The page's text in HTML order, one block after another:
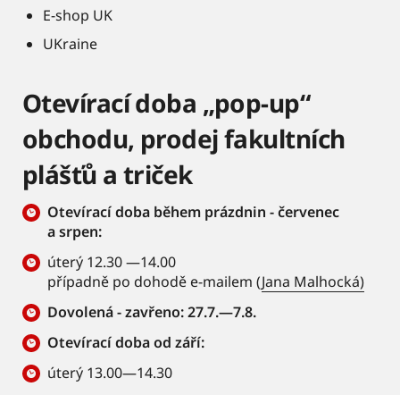
E-shop UK
UKraine
Otevírací doba „pop-up“
obchodu, prodej fakultních
plášťů a triček
Otevírací doba během prázdnin - červenec
a srpen:
úterý 12.30 —14.00
případně po dohodě e-mailem (Jana Malhocká)
Dovolená - zavřeno: 27.7.—7.8.
Otevírací doba od září:
úterý 13.00—14.30